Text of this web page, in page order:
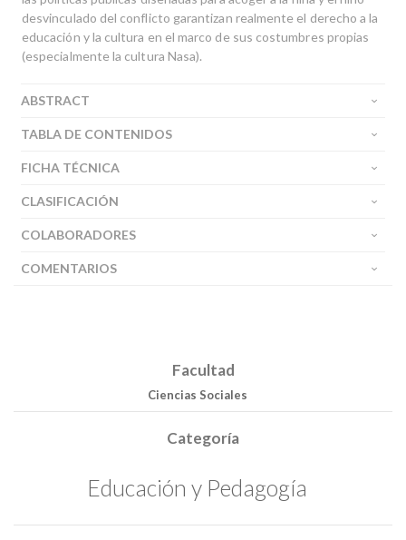
desvinculado del conflicto garantizan realmente el derecho a la
educación y la cultura en el marco de sus costumbres propias
(especialmente la cultura Nasa).
ABSTRACT
TABLA DE CONTENIDOS
FICHA TÉCNICA
CLASIFICACIÓN
COLABORADORES
COMENTARIOS
Facultad
Ciencias Sociales
Categoría
Educación y Pedagogía